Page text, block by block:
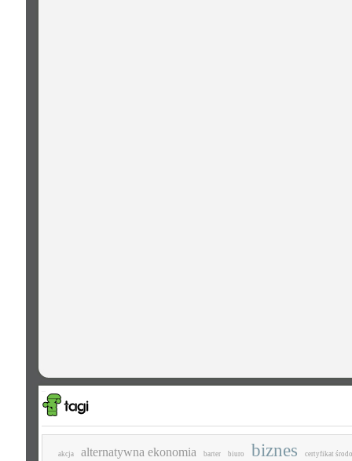
akcja alternatywna ekonomia barter biuro biznes certyfikat